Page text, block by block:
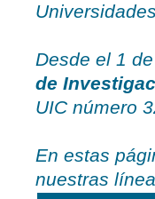
Desde el 1
de
UIC número
En estas
nuestras